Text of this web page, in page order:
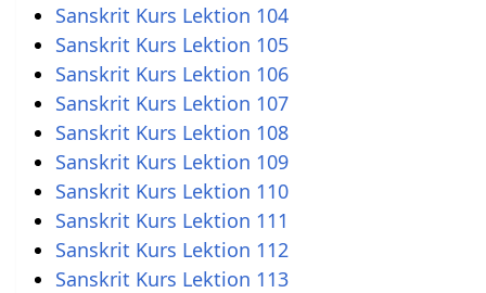
Sanskrit Kurs Lektion 104
Sanskrit Kurs Lektion 105
Sanskrit Kurs Lektion 106
Sanskrit Kurs Lektion 107
Sanskrit Kurs Lektion 108
Sanskrit Kurs Lektion 109
Sanskrit Kurs Lektion 110
Sanskrit Kurs Lektion 111
Sanskrit Kurs Lektion 112
Sanskrit Kurs Lektion 113